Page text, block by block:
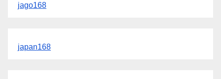
jago168
japan168